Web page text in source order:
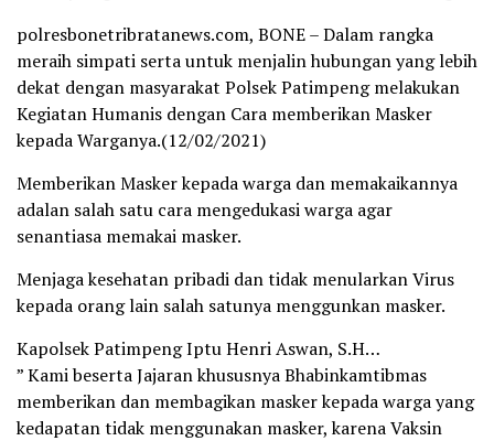
polresbonetribratanews.com, BONE – Dalam rangka
meraih simpati serta untuk menjalin hubungan yang lebih
dekat dengan masyarakat Polsek Patimpeng melakukan
Kegiatan Humanis dengan Cara memberikan Masker
kepada Warganya.(12/02/2021)
Memberikan Masker kepada warga dan memakaikannya
adalan salah satu cara mengedukasi warga agar
senantiasa memakai masker.
Menjaga kesehatan pribadi dan tidak menularkan Virus
kepada orang lain salah satunya menggunkan masker.
Kapolsek Patimpeng Iptu Henri Aswan, S.H…
” Kami beserta Jajaran khususnya Bhabinkamtibmas
memberikan dan membagikan masker kepada warga yang
kedapatan tidak menggunakan masker, karena Vaksin